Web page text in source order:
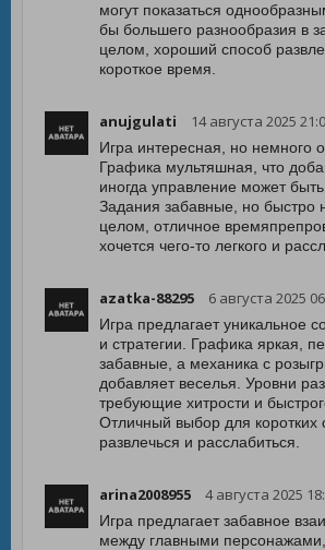
могут показаться
бы большего разнообразия в
целом, хороший способ
короткое время.
anujgulati 14 августа 2025
Игра интересная, но немного
Графика мультяшная, что
иногда управление может
Задания забавные, но быстро
целом, отличное
хочется чего-то легкого и
azatka-88295 6 августа 2025
Игра предлагает уникальное
и стратегии. Графика яркая,
забавные, а механика с
добавляет веселья. Уровни
требующие хитрости и
Отличный выбор для коротких
развлечься и расслабиться.
arina2008955 4 августа 2025
Игра предлагает забавное
между главными